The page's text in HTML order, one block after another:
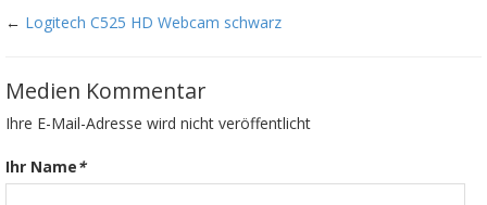
← Logitech C525 HD Webcam schwarz
Medien Kommentar
Ihre E-Mail-Adresse wird nicht veröffentlicht
Ihr Name*